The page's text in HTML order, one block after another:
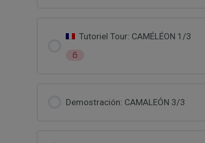
Tutoriel Tour: CAMÉLÉON 1/3
Demostración: CAMALEÓN 3/3